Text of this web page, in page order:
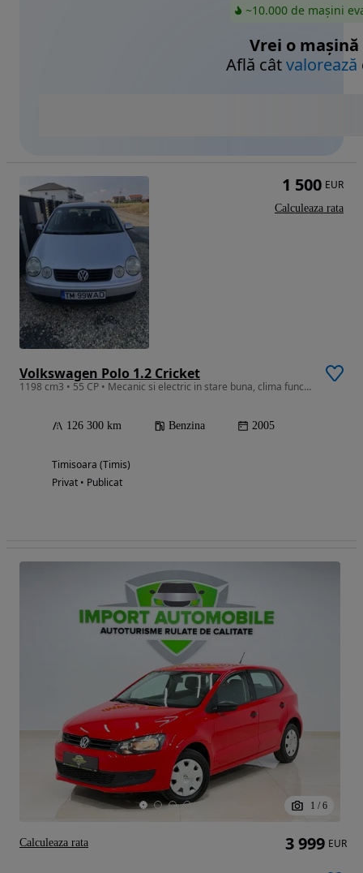
~10.000 de mașini
Vrei o mașină
Află câtvalorează
Volkswagen Polo 1.2 Cricket
1198 cm3 • 55 CP • Mecanic si electric in stare buna, clima functionala
126 300 km Benzina 2005
Timisoara (Timis)
Privat • Publicat
1 500 EUR
Calculeaza rata
1 / 6
3 999 EUR
Calculeaza rata